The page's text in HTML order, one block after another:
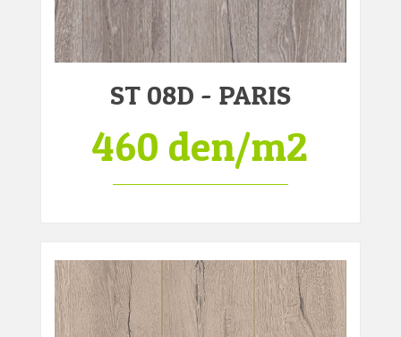
ST 08D - PARIS
460 den/m2